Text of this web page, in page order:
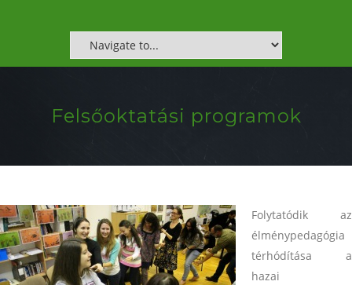
Felsőoktatási programok
Folytatódik az
élménypedagógia
térhódítása a
hazai